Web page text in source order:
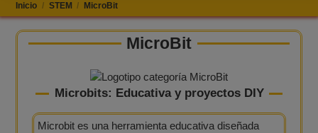
Inicio STEM MicroBit
MicroBit
Microbits​: Educativa y proyectos DIY
Microbit es una herramienta educativa diseñada